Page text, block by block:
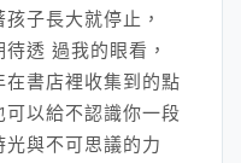
子長大就停止，
透 過我的眼看，
書店裡收集到的點
以給不認識你一段
與不可思議的力